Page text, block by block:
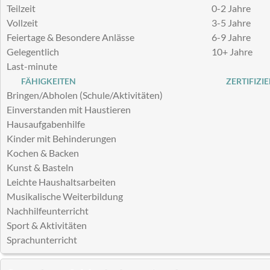
Teilzeit
Vollzeit
Feiertage & Besondere Anlässe
Gelegentlich
Last-minute
0-2 Jahre
3-5 Jahre
6-9 Jahre
10+ Jahre
FÄHIGKEITEN
Bringen/Abholen (Schule/Aktivitäten)
Einverstanden mit Haustieren
Hausaufgabenhilfe
Kinder mit Behinderungen
Kochen & Backen
Kunst & Basteln
Leichte Haushaltsarbeiten
Musikalische Weiterbildung
Nachhilfeunterricht
Sport & Aktivitäten
Sprachunterricht